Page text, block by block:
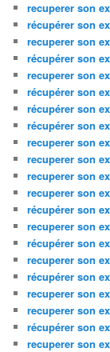
recuperer son ex
récupérer son
recuperer son
récupérer son
recuperer son
récupérer son
récupérer son
récupérer son
recuperer son
recuperer son
recuperer son
recuperer son
récupérer son
recuperer son
récupérer son
recuperer son
récupérer son
recuperer son
recuperer son
récupérer son
recuperer son